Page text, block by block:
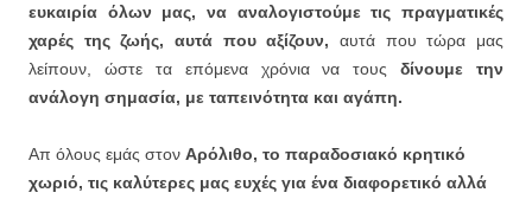
ευκαιρία όλων μας, να αναλογιστούμε τις πραγματικές
χαρές της ζωής, αυτά που αξίζουν, αυτά που τώρα μας
λείπουν, ώστε τα επόμενα χρόνια να τουςδίνουμε την
ανάλογη σημασία, με ταπεινότητα και αγάπη.
Απ όλους εμάς στον Αρόλιθο, το παραδοσιακό κρητικό
χωριό, τις καλύτερες μας ευχές για ένα διαφορετικό αλλά